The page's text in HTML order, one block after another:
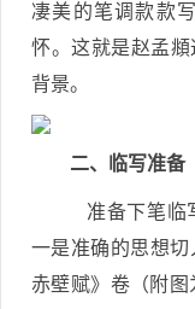
凄美的笔调款款
怀。这就是赵孟
背景。
二、临写准备
准备下笔临
一是准确的思想
赤壁赋》卷（附图